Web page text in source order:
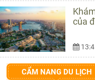
của
CẨM NANG DU LỊCH